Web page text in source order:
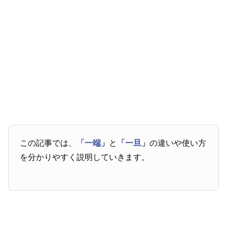
この記事では、 「一端」 と 「一旦」の違いや使い方
を分かりやすく説明していきます。